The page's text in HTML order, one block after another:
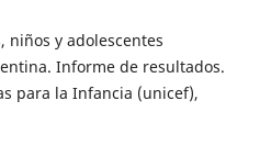
niños y adolescentes
Informe de resultados.
para la Infancia (unicef),